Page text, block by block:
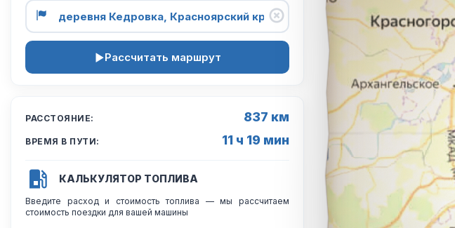
Рассчитать маршрут
РАССТОЯНИЕ: 837 км
ВРЕМЯ В ПУТИ: 11 ч 19 мин
КАЛЬКУЛЯТОР ТОПЛИВА
Введите расход и стоимость топлива — мы рассчитаем
стоимость поездки для вашей машины